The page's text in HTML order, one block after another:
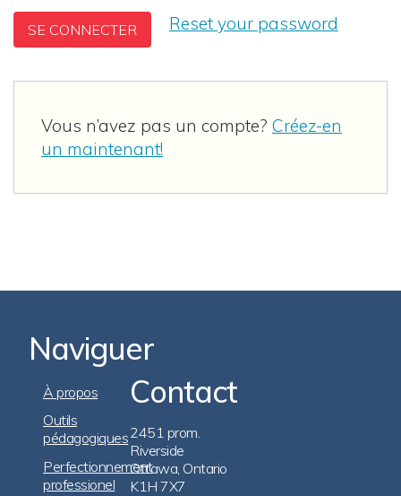
Reset your password
Vous n’avez pas un compte? Créez-en
un maintenant!
Naviguer
Footer
Navigation
À propos
Outils
pédagogiques
Perfectionnement
professionel
Contact
2451 prom.
Riverside
Ottawa, Ontario
K1H 7X7